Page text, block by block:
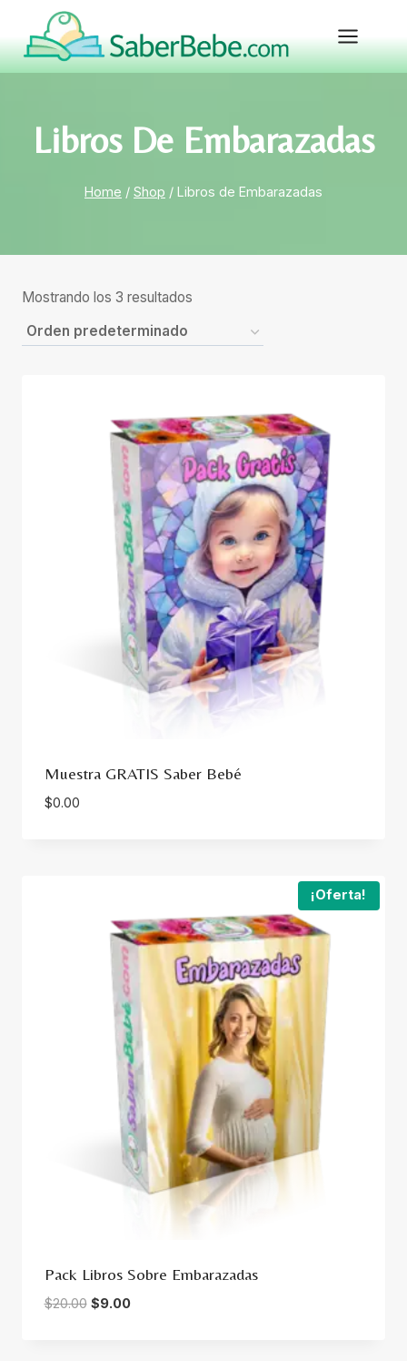
content
Libros De Embarazadas
Home / Shop / Libros de Embarazadas
Mostrando los 3 resultados
Muestra GRATIS Saber Bebé
$0.00
¡Oferta!
Pack Libros Sobre Embarazadas
$20.00 El
$9.00El